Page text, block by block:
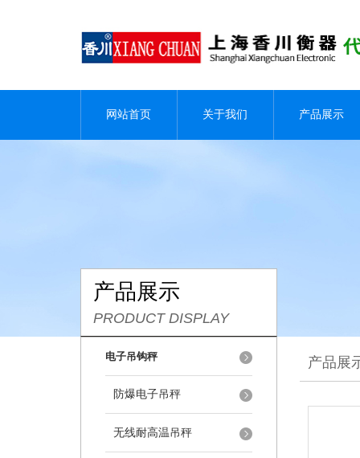
网站首页 关于我们 产品展示
产品展示
PRODUCT DISPLAY
电子吊钩秤
防爆电子吊秤
无线耐高温吊秤
产品展